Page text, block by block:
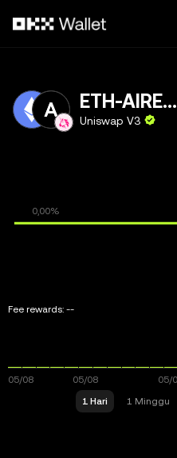
ETH-AIRENA
Uniswap V3
Fee rewards: --
1 Hari 1 Minggu